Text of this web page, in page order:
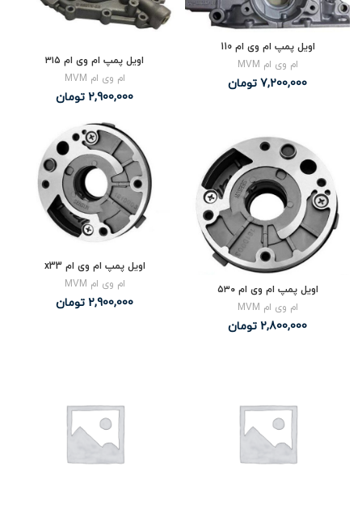
اویل پمپ ام وی ام 110
ام وی ام MVM
7,200,000 تومان
اویل پمپ ام وی ام ۳۱۵
ام وی ام MVM
2,900,000 تومان
اویل پمپ ام وی ام ۵۳۰
ام وی ام MVM
2,800,000 تومان
اویل پمپ ام وی ام x33
ام وی ام MVM
2,900,000 تومان